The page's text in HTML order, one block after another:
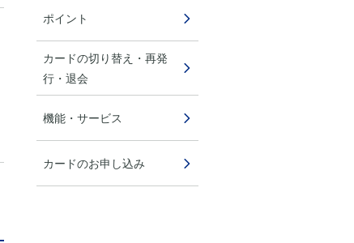
ポイント
カードの切り替え・再発
行・退会
機能・サービス
カードのお申し込み